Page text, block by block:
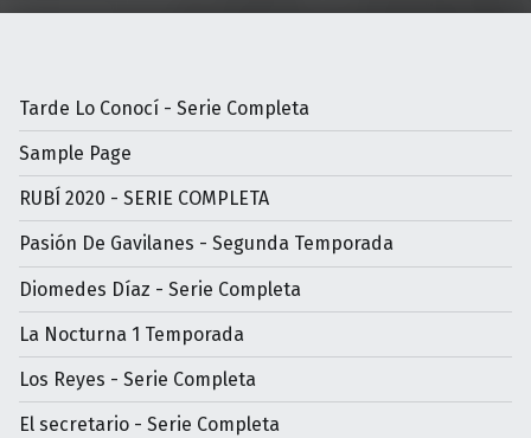
Tarde Lo Conocí - Serie Completa
Sample Page
RUBÍ 2020 - SERIE COMPLETA
Pasión De Gavilanes - Segunda Temporada
Diomedes Díaz - Serie Completa
La Nocturna 1 Temporada
Los Reyes - Serie Completa
El secretario - Serie Completa